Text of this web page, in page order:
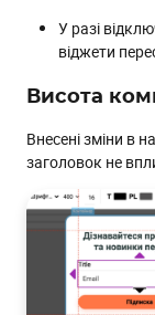
У разі
віджети
Висота
Внесені зміни в
заголовок не